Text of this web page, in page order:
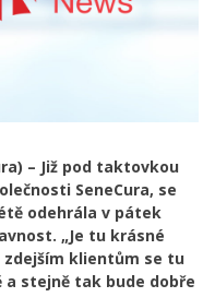
– Již pod taktovkou
SeneCura, se
odehrála v pátek
„Je tu krásné
klientům se tu
a stejně tak bude dobře